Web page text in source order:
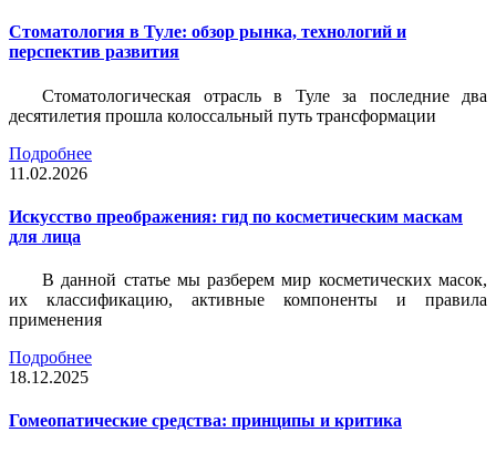
Стоматология в Туле: обзор рынка, технологий и
перспектив развития
Стоматологическая отрасль в Туле за последние два
десятилетия прошла колоссальный путь трансформации
Подробнее
11.02.2026
Искусство преображения: гид по косметическим маскам
для лица
В данной статье мы разберем мир косметических масок,
их классификацию, активные компоненты и правила
применения
Подробнее
18.12.2025
Гомеопатические средства: принципы и критика